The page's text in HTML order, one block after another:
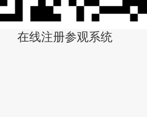
在线注册参观系统